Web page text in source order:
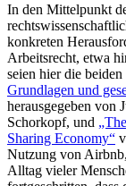
In den Mittelpunkt
konkreten
Arbeitsrecht, etwa
seien hier die
Grundlagen und
herausgegeben von
Schorkopf, und
Sharing Economy“
Nutzung von
Alltag vieler